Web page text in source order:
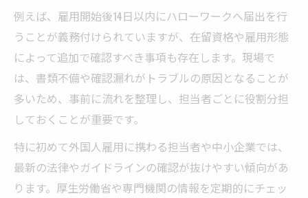
例えば、雇用開始後14日以内にハローワークへ届出を行
うことが義務付けられていますが、在留資格や雇用形態
によって追加で確認すべき事項も存在します。現場で
は、書類不備や確認漏れがトラブルの原因となることが
多いため、事前に流れを整理し、担当者ごとに役割分担
しておくことが重要です。
特に初めて外国人雇用に携わる担当者や中小企業では、
最新の法律やガイドラインの確認が抜けやすい傾向があ
ります。厚生労働省や専門機関の情報を定期的にチェッ